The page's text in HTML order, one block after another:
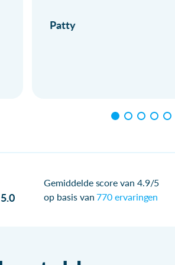
Patty
Gemiddelde score van 4.9/5
op basis van770 ervaringen